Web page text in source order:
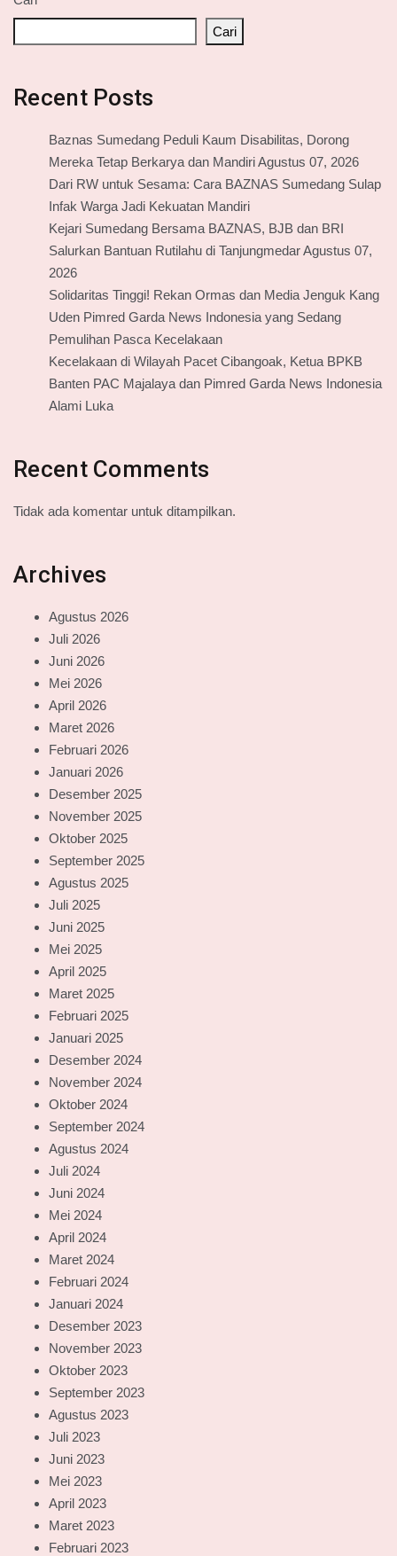
Cari
Recent Posts
Baznas Sumedang Peduli Kaum Disabilitas, Dorong
Mereka Tetap Berkarya dan Mandiri Agustus 07, 2026
Dari RW untuk Sesama: Cara BAZNAS Sumedang Sulap
Infak Warga Jadi Kekuatan Mandiri
Kejari Sumedang Bersama BAZNAS, BJB dan BRI
Salurkan Bantuan Rutilahu di Tanjungmedar Agustus 07,
2026
Solidaritas Tinggi! Rekan Ormas dan Media Jenguk Kang
Uden Pimred Garda News Indonesia yang Sedang
Pemulihan Pasca Kecelakaan
Kecelakaan di Wilayah Pacet Cibangoak, Ketua BPKB
Banten PAC Majalaya dan Pimred Garda News Indonesia
Alami Luka
Recent Comments
Tidak ada komentar untuk ditampilkan.
Archives
Agustus 2026
Juli 2026
Juni 2026
Mei 2026
April 2026
Maret 2026
Februari 2026
Januari 2026
Desember 2025
November 2025
Oktober 2025
September 2025
Agustus 2025
Juli 2025
Juni 2025
Mei 2025
April 2025
Maret 2025
Februari 2025
Januari 2025
Desember 2024
November 2024
Oktober 2024
September 2024
Agustus 2024
Juli 2024
Juni 2024
Mei 2024
April 2024
Maret 2024
Februari 2024
Januari 2024
Desember 2023
November 2023
Oktober 2023
September 2023
Agustus 2023
Juli 2023
Juni 2023
Mei 2023
April 2023
Maret 2023
Februari 2023